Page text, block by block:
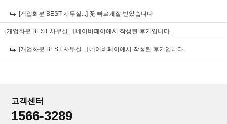
[개업화분 BEST 사무실...] 꽃 빠르게잘 받았습니다
[개업화분 BEST 사무실...] 네이버페이에서 작성된 후기입니다.
[개업화분 BEST 사무실...] 네이버페이에서 작성된 후기입니다.
고객센터
1566-3289